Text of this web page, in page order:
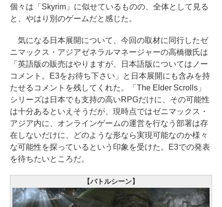
個々は「Skyrim」に似せているものの、全体として見る
と、やはり別のゲームだと感じた。
気になる日本展開について、今回の取材に同行したゼ
ニマックス・アジアゼネラルマネージャーの高橋徹氏は
「英語版の販売はやりますが、日本語版についてはノー
コメント。E3をお待ち下さい」と日本展開にも含みを持
たせるコメントを残してくれた。「The Elder Scrolls」
シリーズは日本でも支持の高いRPGだけに、その可能性
は十分あるといえそうだが、現時点ではゼニマックス・
アジア内に、オンラインゲームの運営を行なう部署は存
在しないだけに、どのような形なら実現可能なのか様々
な可能性を探っているという印象を受けた。E3での発表
を待ちたいところだ。
【バトルシーン】